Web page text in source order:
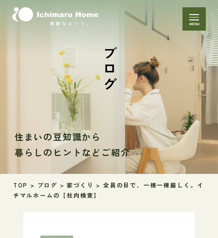
MENU
ブログ
住まいの豆知識から
暮らしのヒントなどご紹介
TOP > ブログ >家づくり > 全員の目で、一棟一棟厳しく。イ
チマルホームの【社内検査】